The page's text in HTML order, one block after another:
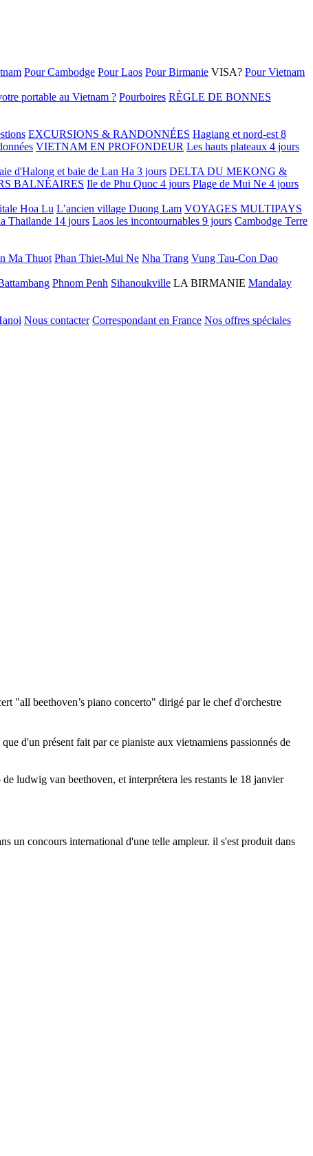
Pour Cambodge Pour Laos Pour Birmanie VISA? Pour Vietnam
portable au Vietnam ? Pourboires RÈGLE DE BONNES
EXCURSIONS & RANDONNÉES Hagiang et nord-est 8
VIETNAM EN PROFONDEUR Les hauts plateaux 4 jours
d'Halong et baie de Lan Ha 3 jours DELTA DU MEKONG &
BALNÉAIRES Ile de Phu Quoc 4 jours Plage de Mui Ne 4 jours
Hoa Lu L’ancien village Duong Lam VOYAGES MULTIPAYS
Thailande 14 jours Laos les incontournables 9 jours Cambodge Terre
Ma Thuot Phan Thiet-Mui Ne Nha Trang Vung Tau-Con Dao
Phnom Penh Sihanoukville LA BIRMANIE Mandalay
Nous contacter Correspondant en France Nos offres spéciales
"all beethoven’s piano concerto" dirigé par le chef d'orchestre
d'un présent fait par ce pianiste aux vietnamiens passionnés de
ludwig van beethoven, et interprétera les restants le 18 janvier
un concours international d'une telle ampleur. il s'est produit dans